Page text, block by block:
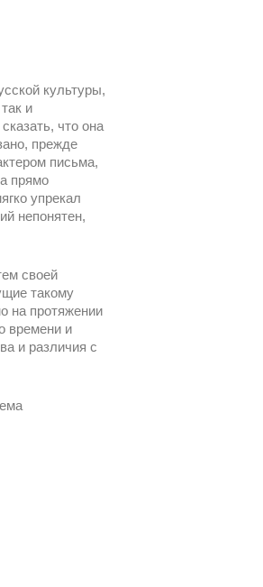
культуры,
и
что она
прежде
письма,
прямо
упрекал
непонятен,
своей
такому
на протяжении
времени и
и различия с